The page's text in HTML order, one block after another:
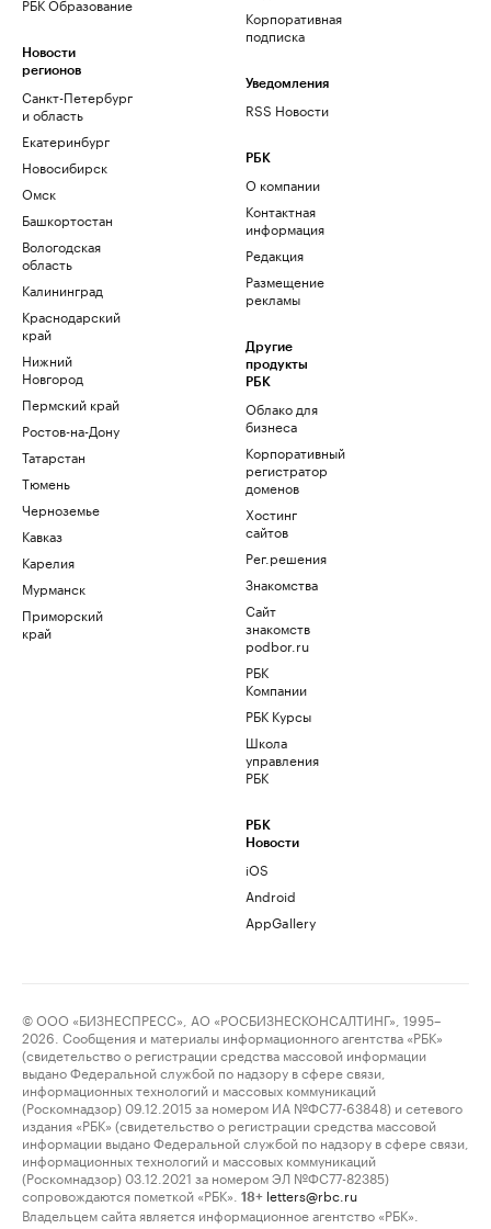
Новости
регионов
Санкт-Петербург
и область
Екатеринбург
Новосибирск
Омск
Башкортостан
Вологодская
область
Калининград
Краснодарский
край
Нижний
Новгород
Пермский край
Ростов-на-Дону
Татарстан
Тюмень
Черноземье
Кавказ
Карелия
Мурманск
Приморский
край
Корпоративная
подписка
Уведомления
RSS Новости
РБК
О компании
Контактная
информация
Редакция
Размещение
рекламы
Другие
продукты
РБК
Облако для
бизнеса
Корпоративный
регистратор
доменов
Хостинг
сайтов
Рег.решения
Знакомства
Сайт
знакомств
podbor.ru
РБК
Компании
РБК Курсы
Школа
управления
РБК
РБК
Новости
iOS
Android
AppGallery
© ООО «БИЗНЕСПРЕСС», АО «РОСБИЗНЕСКОНСАЛТИНГ», 1995–
2026. Сообщения и материалы информационного агентства «РБК»
(свидетельство о регистрации средства массовой информации
выдано Федеральной службой по надзору в сфере связи,
информационных технологий и массовых коммуникаций
(Роскомнадзор) 09.12.2015 за номером ИА №ФС77-63848) и сетевого
издания «РБК» (свидетельство о регистрации средства массовой
информации выдано Федеральной службой по надзору в сфере связи,
информационных технологий и массовых коммуникаций
(Роскомнадзор) 03.12.2021 за номером ЭЛ №ФС77-82385)
сопровождаются пометкой «РБК».
18+ letters@rbc.ru
Владельцем сайта является информационное агентство «РБК».